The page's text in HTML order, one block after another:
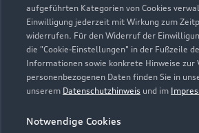
aufgeführten Kategorien von Cookies
Einwilligung jederzeit mit Wirkung zum
widerrufen. Für den Widerruf der
die "Cookie-Einstellungen" in der Fußzeile
Informationen sowie konkrete Hinweise zur
personenbezogenen Daten finden Sie in
unserem Datenschutzhinweis und im
Notwendige Cookies
info@gebr-conrad.de
Kontaktdaten herunterladen
Öffnungszeiten